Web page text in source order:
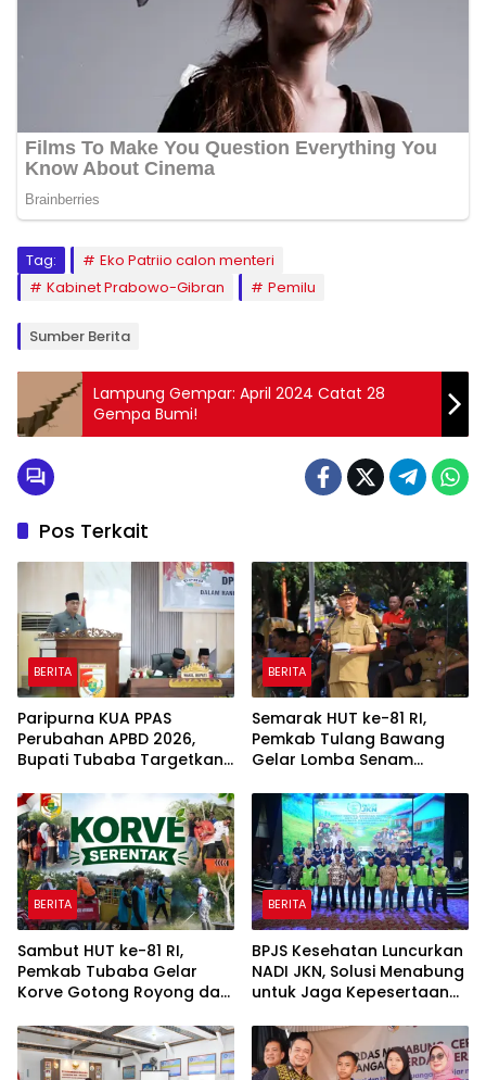
Tag:
Eko Patriio calon menteri
Kabinet Prabowo-Gibran
Pemilu
Sumber Berita
Lampung Gempar: April 2024 Catat 28
Gempa Bumi!
Pos Terkait
BERITA
Paripurna KUA PPAS
Perubahan APBD 2026,
Bupati Tubaba Targetkan
Rp820,3 Miliar
BERITA
Semarak HUT ke-81 RI,
Pemkab Tulang Bawang
Gelar Lomba Senam
BERITA
Sambut HUT ke-81 RI,
Pemkab Tubaba Gelar
Korve Gotong Royong dan
BERITA
BPJS Kesehatan Luncurkan
NADI JKN, Solusi Menabung
untuk Jaga Kepesertaan